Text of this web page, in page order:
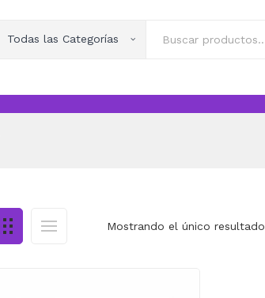
Todas las Categorías
Mostrando el único resultado